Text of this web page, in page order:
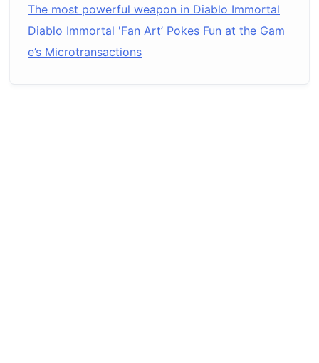
The most powerful weapon in Diablo Immortal
Diablo Immortal 'Fan Art’ Pokes Fun at the Gam
e’s Microtransactions